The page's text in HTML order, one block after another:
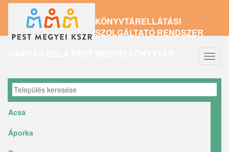
tartalomra
KÖNYVTÁRELLÁTÁSI
SZOLGÁLTATÓ RENDSZER
Acsa
Áporka